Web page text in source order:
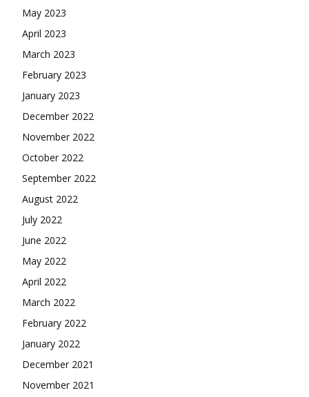
May 2023
April 2023
March 2023
February 2023
January 2023
December 2022
November 2022
October 2022
September 2022
August 2022
July 2022
June 2022
May 2022
April 2022
March 2022
February 2022
January 2022
December 2021
November 2021